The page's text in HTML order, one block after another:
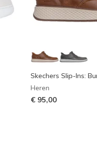
Skechers Slip-Ins:
Heren
€ 95,00